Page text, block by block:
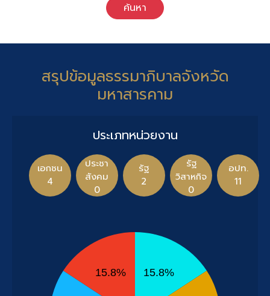
ค้นหา
สรุปข้อมูลธรรมาภิบาลจังหวัด
มหาสารคาม
ประเภทหน่วยงาน
เอกชน
4
ประชา
สังคม
0
รัฐ
2
รัฐ
วิสาหกิจ
0
อปท.
11
15.8%
15.8%